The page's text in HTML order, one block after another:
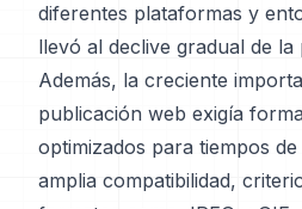
diferentes plataformas y
llevó al declive gradual de la
Además, la creciente
publicación web exigía
optimizados para tiempos
amplia compatibilidad,